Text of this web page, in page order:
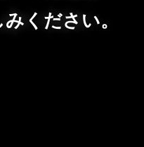
ください。